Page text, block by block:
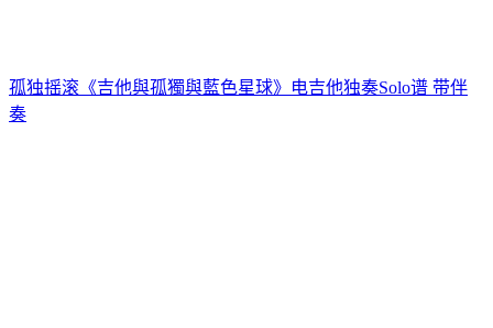
孤独摇滚《吉他與孤獨與藍色星球》电吉他独奏Solo谱 带伴
奏